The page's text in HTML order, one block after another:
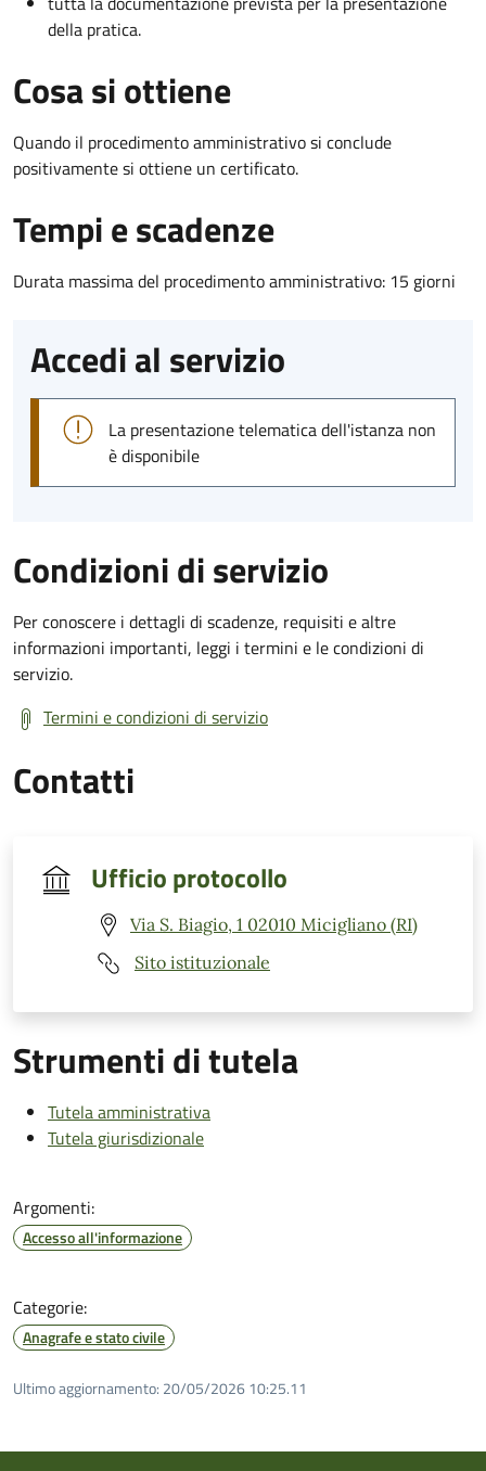
della pratica.
Cosa si ottiene
Quando il procedimento amministrativo si conclude
positivamente si ottiene un certificato.
Tempi e scadenze
Durata massima del procedimento amministrativo: 15 giorni
Accedi al servizio
La presentazione telematica dell'istanza non
è disponibile
Condizioni di servizio
Per conoscere i dettagli di scadenze, requisiti e altre
informazioni importanti, leggi i termini e le condizioni di
servizio.
Termini e condizioni di servizio
Contatti
Ufficio protocollo
Via S. Biagio, 1 02010 Micigliano (RI)
Sito istituzionale
Strumenti di tutela
Tutela amministrativa
Tutela giurisdizionale
Argomenti:
Accesso all'informazione
Categorie:
Anagrafe e stato civile
Ultimo aggiornamento: 20/05/2026 10:25.11